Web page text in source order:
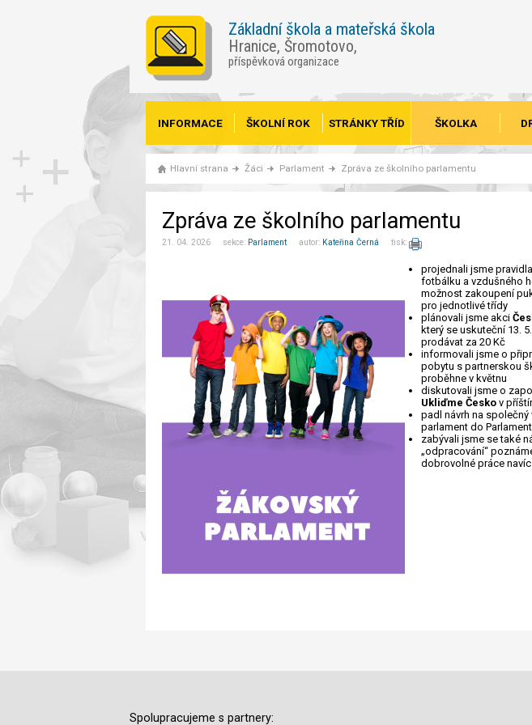
Základní škola a mateřská škola
Hranice, Šromotovo,
příspěvková organizace
INFORMACE ŠKOLNÍ ROK STRÁNKY TŘÍD ŠKOLKA
Hlavní strana Žáci Parlament Zpráva ze školního parlamentu
Zpráva ze školního parlamentu
21. 04. 2026 sekce: Parlament autor: Kateřina Černá tisk:
projednali jsme
fotbálku a vzdušného
možnost zakoupení
pro jednotlivé třídy
plánovali jsme akci
který se uskuteční 13.
prodávat za 20 Kč
informovali jsme o
pobytu s partnerskou
proběhne v květnu
diskutovali jsme o
Ukliďme Česko v
padl návrh na
parlament do
zabývali jsme se také
„odpracování“
dobrovolné práce navíc
Spolupracujeme s partnery: